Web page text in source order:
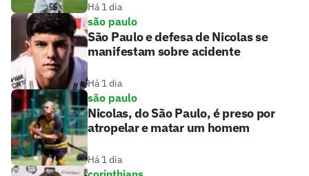
Há 1 dia
são paulo
São Paulo e defesa de Nicolas se
manifestam sobre acidente
Há 1 dia
são paulo
Nicolas, do São Paulo, é preso por
atropelar e matar um homem
Há 1 dia